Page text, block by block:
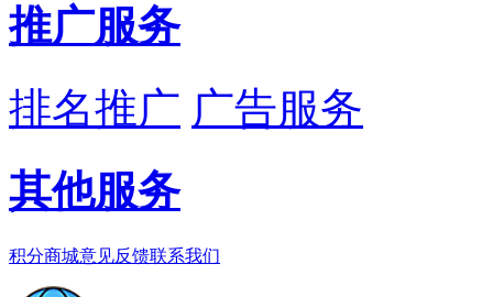
推广服务
排名推广 广告服务
其他服务
积分商城意见反馈联系我们